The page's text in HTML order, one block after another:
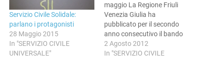
Servizio Civile Solidale:
parlano i protagonisti
28 Maggio 2015
In "SERVIZIO CIVILE
UNIVERSALE"
maggio La Regione Friuli
Venezia Giulia ha
pubblicato per il secondo
anno consecutivo il bando
per la selezione di 79
volontari da impiegare in
2 Agosto 2012
In "SERVIZIO CIVILE